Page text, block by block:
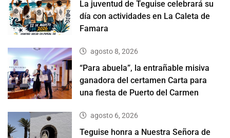
La juventud de Teguise celebrará su
día con actividades en La Caleta de
Famara
agosto 8, 2026
“Para abuela”, la entrañable misiva
ganadora del certamen Carta para
una fiesta de Puerto del Carmen
agosto 6, 2026
Teguise honra a Nuestra Señora de